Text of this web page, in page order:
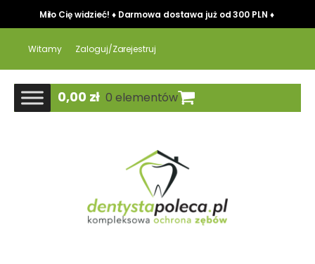
Miło Cię widzieć! ♦ Darmowa dostawa już od 300 PLN ♦
Witamy Zaloguj/Zarejestruj
0,00 zł 0 elementów